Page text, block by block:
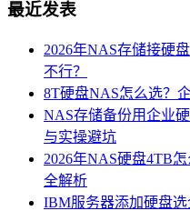
最近发表
2026年NAS存储接硬
不行？
8T硬盘NAS怎么选？
NAS存储备份用企业
与实操避坑
2026年NAS硬盘4TB
全解析
IBM服务器添加硬盘